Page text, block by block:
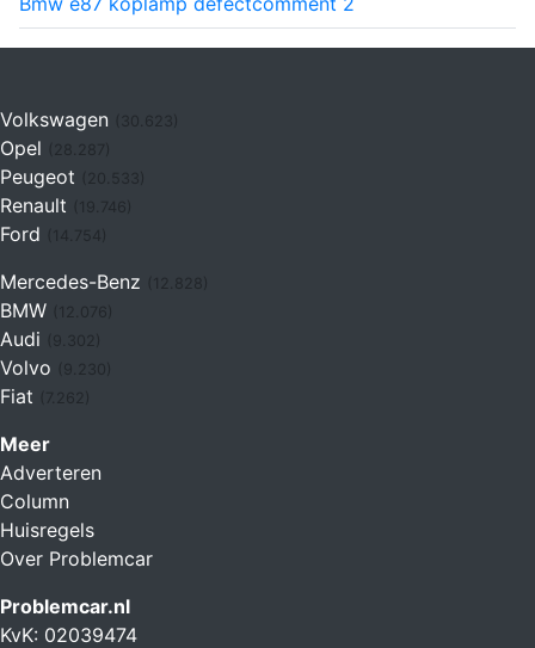
Volkswagen (30.623)
Opel
Peugeot
Renault (19.746)
Ford (14.754)
Mercedes-Benz
BMW (12.076)
Audi
Volvo
Fiat (7.262)
Meer
Adverteren
Column
Huisregels
Over Problemcar
Problemcar.nl
KvK: 02039474